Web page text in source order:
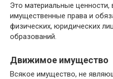
Это материальные
имущественные права и
физических, юридических
образований.
Движимое имущество
Всякое имущество, не